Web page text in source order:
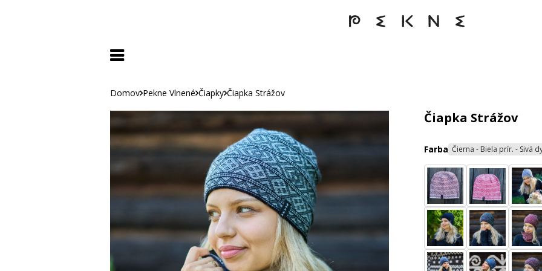
Domov Pekne Vlnené Čiapky Čiapka Strážov
Čiapka Strážov
Farba Čierna - Biela prír. - Sivá